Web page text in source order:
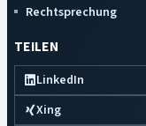
Rechtsprechung
TEILEN
LinkedIn
Xing